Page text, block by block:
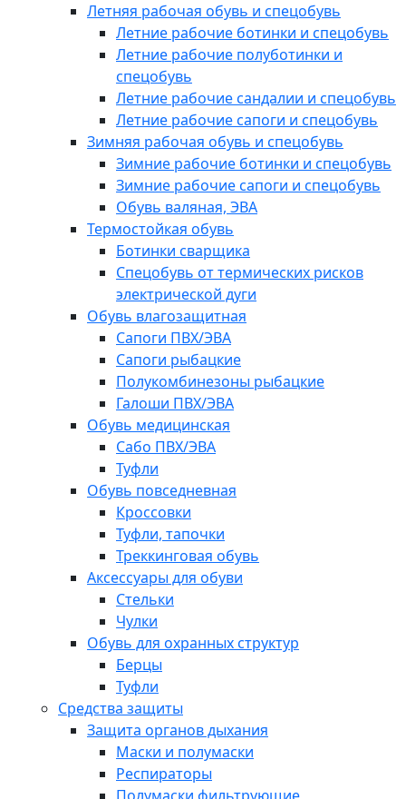
Летняя рабочая обувь и спецобувь
Летние рабочие ботинки и спецобувь
Летние рабочие полуботинки и
спецобувь
Летние рабочие сандалии и спецобувь
Летние рабочие сапоги и спецобувь
Зимняя рабочая обувь и спецобувь
Зимние рабочие ботинки и спецобувь
Зимние рабочие сапоги и спецобувь
Обувь валяная, ЭВА
Термостойкая обувь
Ботинки сварщика
Спецобувь от термических рисков
электрической дуги
Обувь влагозащитная
Сапоги ПВХ/ЭВА
Сапоги рыбацкие
Полукомбинезоны рыбацкие
Галоши ПВХ/ЭВА
Обувь медицинская
Сабо ПВХ/ЭВА
Туфли
Обувь повседневная
Кроссовки
Туфли, тапочки
Треккинговая обувь
Аксессуары для обуви
Стельки
Чулки
Обувь для охранных структур
Берцы
Туфли
Средства защиты
Защита органов дыхания
Маски и полумаски
Респираторы